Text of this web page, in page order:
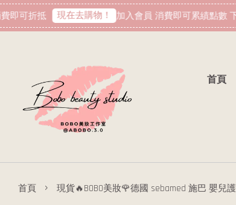
可折抵 現在去購物！ 加入會員 消費即可累績點數 下
首頁
首頁 › 現貨🔥BOBO美妝🌹德國 sebamed 施巴 嬰兒